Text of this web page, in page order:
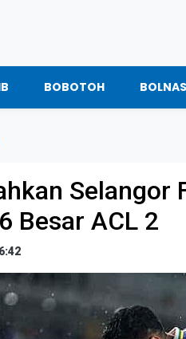
BOBOTOH BOLNAS
Selangor
Besar ACL 2